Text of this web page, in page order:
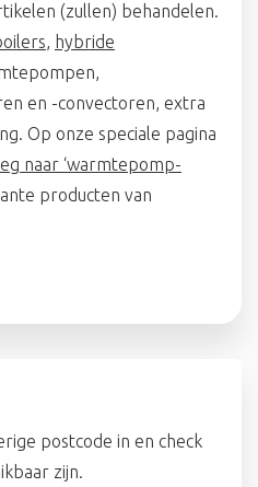
(zullen) behandelen.
, hybride
en -convectoren, extra
Op onze speciale pagina
naar ‘warmtepomp-
producten van
postcode in en check
zijn.